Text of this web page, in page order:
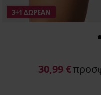
3+1 ΔΩΡΕΑΝ
30,99 €